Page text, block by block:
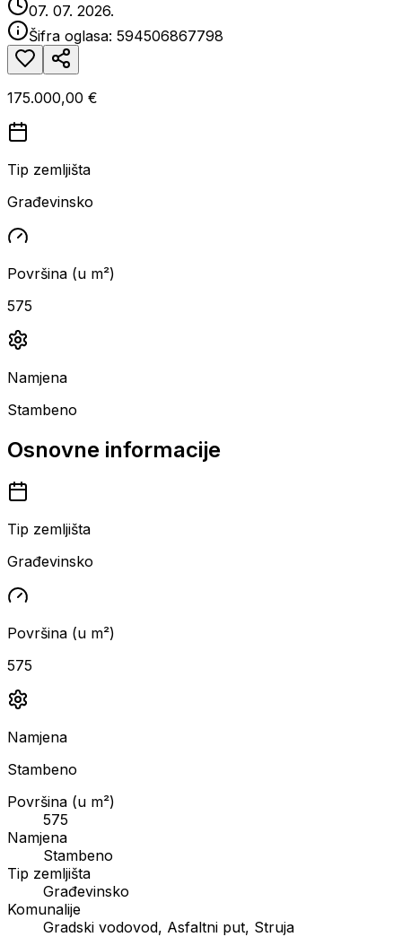
07. 07. 2026.
Šifra oglasa: 594506867798
175.000,00 €
Tip zemljišta
Građevinsko
Površina (u m²)
575
Namjena
Stambeno
Osnovne informacije
Tip zemljišta
Građevinsko
Površina (u m²)
575
Namjena
Stambeno
Površina (u m²)
575
Namjena
Stambeno
Tip zemljišta
Građevinsko
Komunalije
Gradski vodovod, Asfaltni put, Struja